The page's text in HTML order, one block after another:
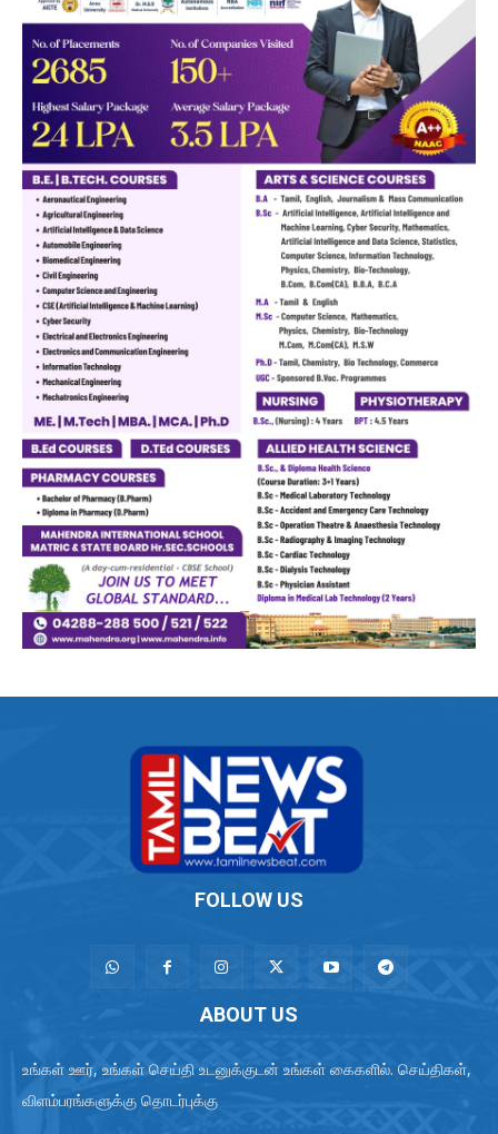
FOLLOW US
ABOUT US
உங்கள் ஊர், உங்கள் செய்தி உடனுக்குடன் உங்கள் கைகளில். செய்திகள்,
விளம்பரங்களுக்கு தொடர்புக்கு